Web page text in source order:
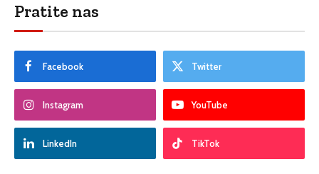
Pratite nas
Facebook Twitter
Instagram YouTube
LinkedIn TikTok